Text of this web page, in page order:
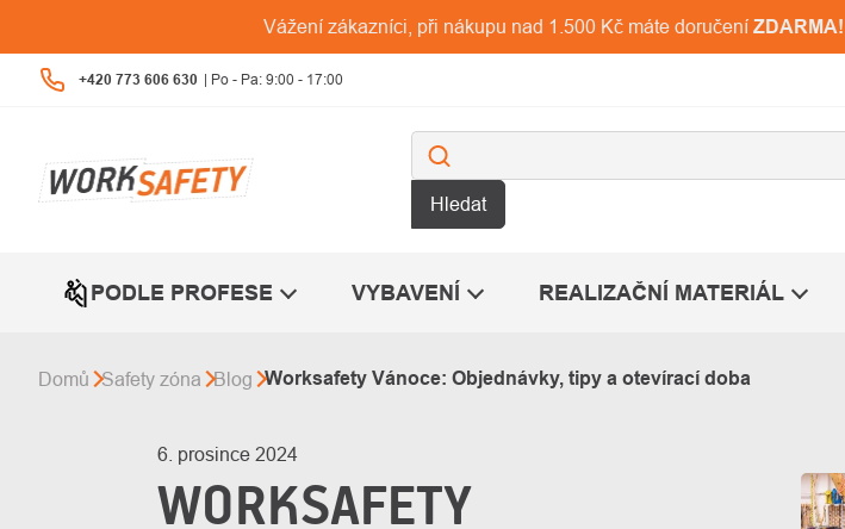
obsah
Vážení zákazníci, při nákupu nad 1.500 Kč máte doručení ZDARMA!
+420 773 606 630
Hledat
PODLE PROFESE VYBAVENÍ REALIZAČNÍ MATERIÁL
Domů Safety zóna Blog Worksafety Vánoce: Objednávky, tipy a otevírací doba
6. prosince 2024
WORKSAFETY